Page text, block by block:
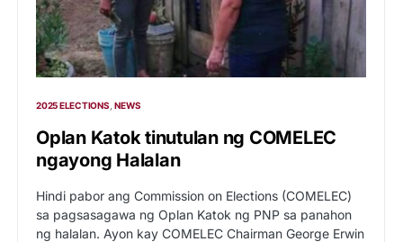
2025 ELECTIONS NEWS
Oplan Katok tinutulan ng COMELEC
ngayong Halalan
Hindi pabor ang Commission on Elections (COMELEC)
sa pagsasagawa ng Oplan Katok ng PNP sa panahon
ng halalan. Ayon kay COMELEC Chairman George Erwin